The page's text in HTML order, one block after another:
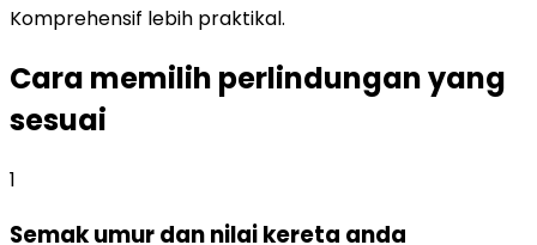
Komprehensif lebih praktikal.
Cara memilih perlindungan yang
sesuai
1
Semak umur dan nilai kereta anda